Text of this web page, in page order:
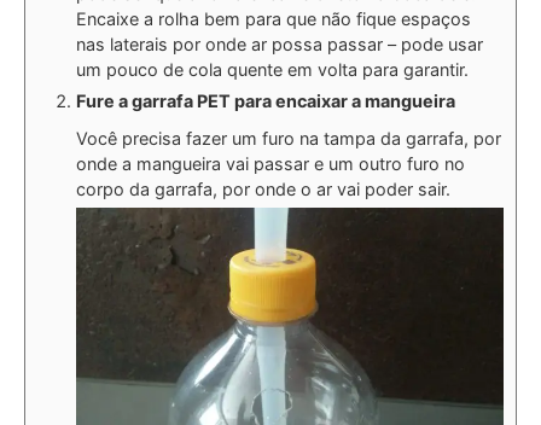
Encaixe a rolha bem para que não fique espaços
nas laterais por onde ar possa passar – pode usar
um pouco de cola quente em volta para garantir.
Fure a garrafa PET para encaixar a mangueira
Você precisa fazer um furo na tampa da garrafa, por
onde a mangueira vai passar e um outro furo no
corpo da garrafa, por onde o ar vai poder sair.